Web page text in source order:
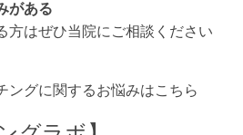
がある
方はぜひ当院にご相談ください
ングに関するお悩みはこちら